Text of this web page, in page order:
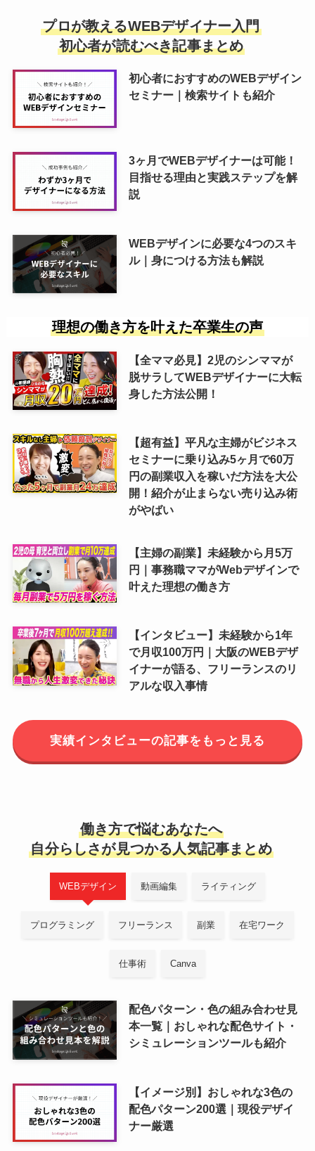
プロが教えるWEBデザイナー入門
初心者が読むべき記事まとめ
初心者におすすめのWEBデザイン
セミナー｜検索サイトも紹介
3ヶ月でWEBデザイナーは可能！
目指せる理由と実践ステップを解
説
WEBデザインに必要な4つのスキ
ル｜身につける方法も解説
理想の働き方を叶えた卒業生の声
【全ママ必見】2児のシンママが
脱サラしてWEBデザイナーに大転
身した方法公開！
【超有益】平凡な主婦がビジネス
セミナーに乗り込み5ヶ月で60万
円の副業収入を稼いだ方法を大公
開！紹介が止まらない売り込み術
がやばい
【主婦の副業】未経験から月5万
円｜事務職ママがWebデザインで
叶えた理想の働き方
【インタビュー】未経験から1年
で月収100万円｜大阪のWEBデザ
イナーが語る、フリーランスのリ
アルな収入事情
実績インタビューの記事をもっと見る
働き方で悩むあなたへ
自分らしさが見つかる人気記事まとめ
WEBデザイン 動画編集 ライティング
プログラミング フリーランス 副業 在宅ワーク
仕事術 Canva
配色パターン・色の組み合わせ見
本一覧｜おしゃれな配色サイト・
シミュレーションツールも紹介
【イメージ別】おしゃれな3色の
配色パターン200選｜現役デザイ
ナー厳選